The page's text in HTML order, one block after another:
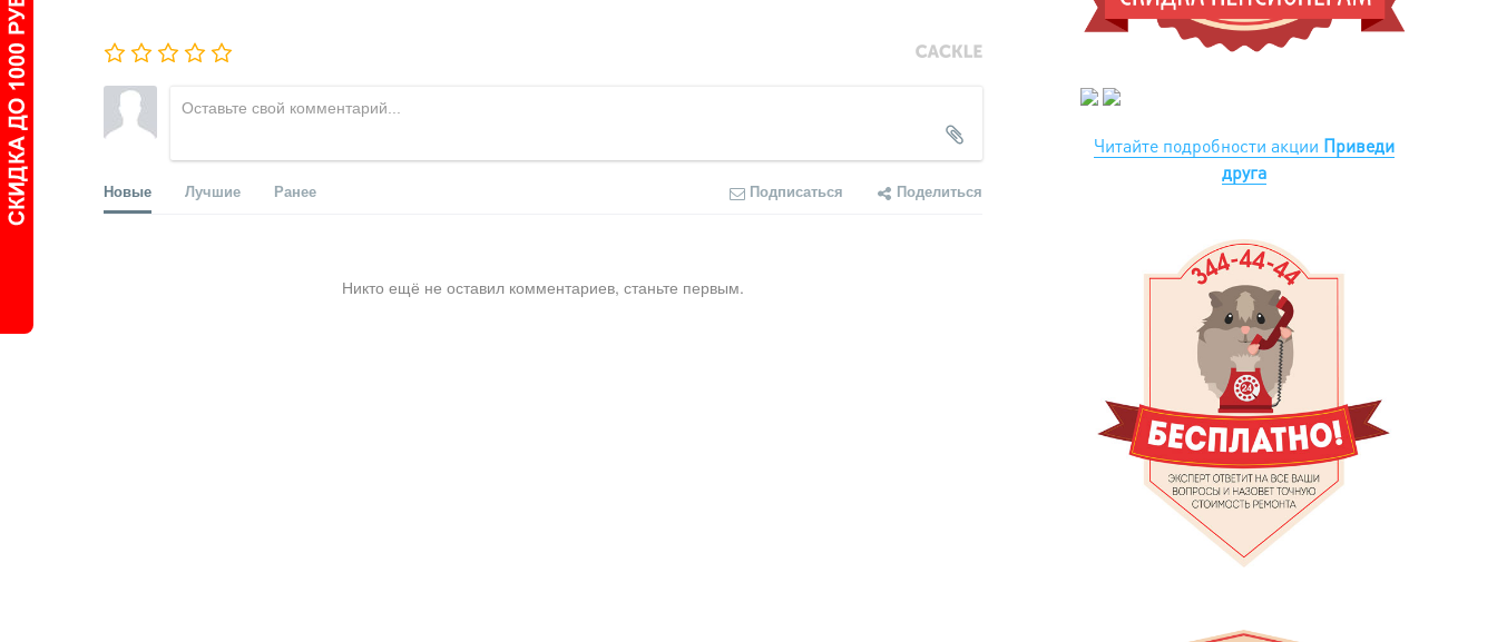
Новые Лучшие Ранее Подписаться Поделиться
Никто ещё не оставил комментариев, станьте первым.
Читайте подробности акции Приведи
друга